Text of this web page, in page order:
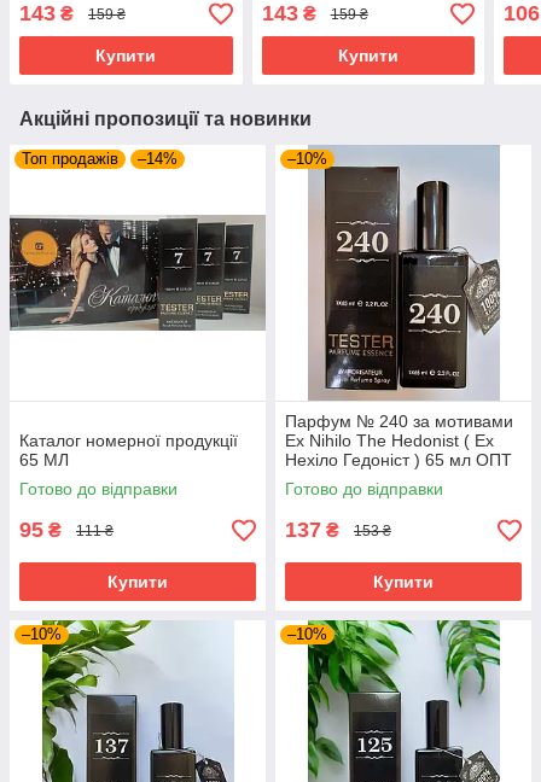
143 ₴ 159 ₴
Купити
Роял) 65 мл ОПТ
143₴ 159 ₴
Купити
106
Акційні пропозиції та новинки
Топ продажів –14%
Каталог номерної продукції
65 МЛ
Готово до відправки
95 ₴ 111 ₴
Купити
–10%
Парфум № 240 за мотивами
Ex Nihilo The Hedonist ( Ех
Нехіло Гедоніст ) 65 мл ОПТ
Готово до відправки
137 ₴ 153 ₴
Купити
–10% –10%